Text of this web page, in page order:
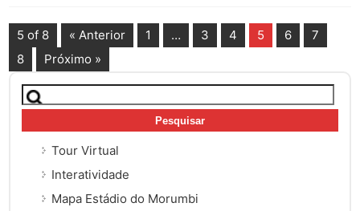
5 of 8 « Anterior 1 … 3 4 5 6
7
8
Próximo »
Pesquisar
por:
Tour Virtual
Interatividade
Mapa Estádio do Morumbi